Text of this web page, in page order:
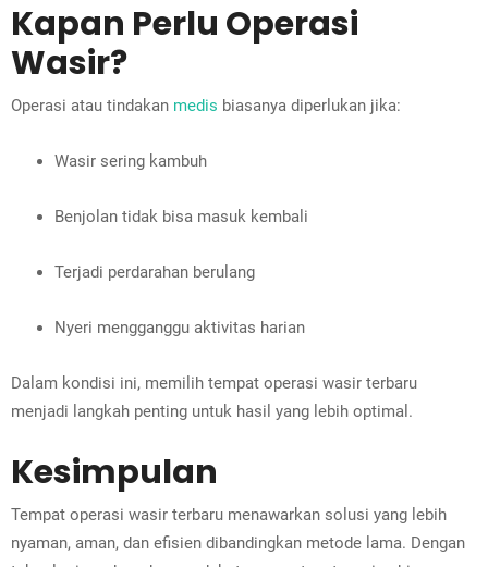
Kapan Perlu Operasi
Wasir?
Operasi atau tindakan medis biasanya diperlukan jika:
Wasir sering kambuh
Benjolan tidak bisa masuk kembali
Terjadi perdarahan berulang
Nyeri mengganggu aktivitas harian
Dalam kondisi ini, memilih tempat operasi wasir terbaru
menjadi langkah penting untuk hasil yang lebih optimal.
Kesimpulan
Tempat operasi wasir terbaru menawarkan solusi yang lebih
nyaman, aman, dan efisien dibandingkan metode lama. Dengan